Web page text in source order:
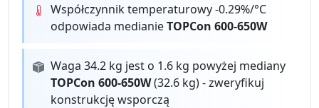
Współczynnik temperaturowy -0.29%/°C
odpowiada medianieTOPCon 600-650W
Waga 34.2 kg jest o 1.6 kg powyżej mediany
TOPCon 600-650W(32.6 kg) - zweryfikuj
konstrukcję wsporczą